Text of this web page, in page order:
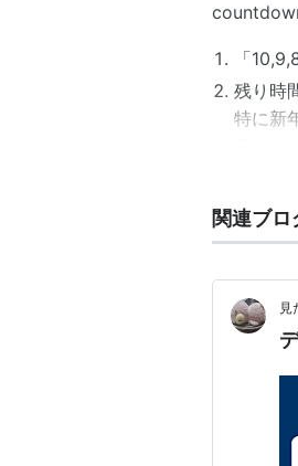
「
残り時
特に新
関連ブロ
見